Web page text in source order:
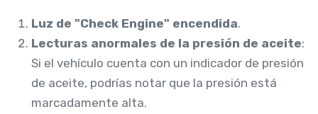
Luz de "Check Engine" encendida.
Lecturas anormales de la presión de aceite:
Si el vehículo cuenta con un indicador de presión
de aceite, podrías notar que la presión está
marcadamente alta.